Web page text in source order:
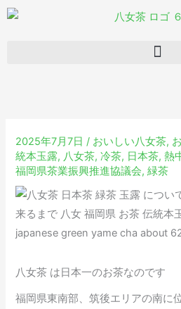
内
2025年7月7日 / おいしい八女茶,
統本玉露, 八女茶,冷茶, 日本茶,熱
福岡県茶業振興推進協議会,緑茶
八女茶 は日本一のお茶なのです
福岡県東南部、筑後エリアの南に